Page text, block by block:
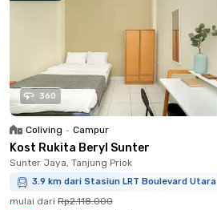
360
Coliving • Campur
Kost Rukita Beryl Sunter
Sunter Jaya, Tanjung Priok
3.9 km dari Stasiun LRT Boulevard Utara
mulai dari Rp2.118.000